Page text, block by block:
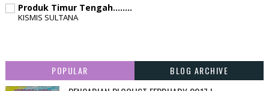
Produk Timur Tengah........
KISMIS SULTANA
POPULAR BLOG ARCHIVE